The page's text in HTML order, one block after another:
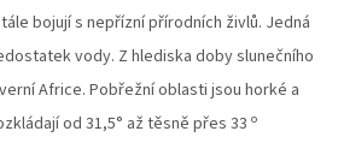
bojují s nepřízní přírodních živlů. Jedná
vody. Z hlediska doby slunečního
Africe. Pobřežní oblasti jsou horké a
od 31,5° až těsně přes 33 o